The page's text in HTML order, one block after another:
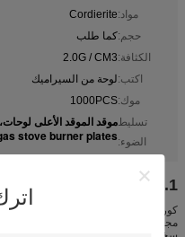
مواد:Cordierite
حجم:كما طلب
الكثافة:2.0G / CM3
اكتب:لوحة من السيراميك
موك:1000PCS
تسليط
الضوء:
موقد الموقد الأعلى
stove burner plates
1. الوصف
كورديريت الأشعة تحت الحمراء العسل
مجال التدفئة الغاز للسيراميك التقني.